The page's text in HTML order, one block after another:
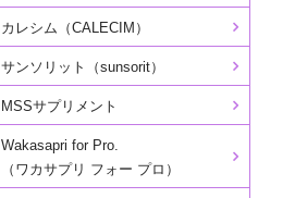
カレシム（CALECIM）
サンソリット（sunsorit）
MSSサプリメント
Wakasapri for Pro.
（ワカサプリ フォー プロ）